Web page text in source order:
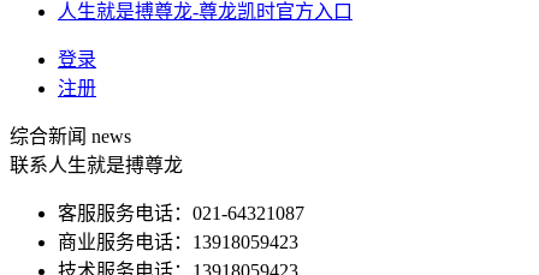
人生就是搏尊龙-尊龙凯时官方入口
登录
注册
综合新闻 news
联系人生就是搏尊龙
客服服务电话：021-64321087
商业服务电话：13918059423
技术服务电话：13918059423